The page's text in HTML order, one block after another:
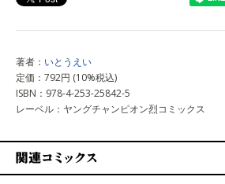
著者： いとうえい
定価：792円 (10%税込)
ISBN：978-4-253-25842-5
レーベル：ヤングチャンピオン烈コミックス